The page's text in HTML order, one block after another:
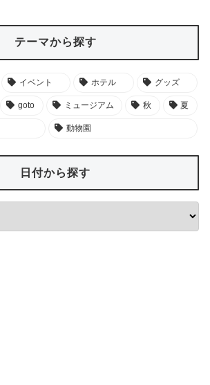
テーマから探す
イベント ホテル グッズ
goto ミュージアム 秋 夏
動物園
日付から探す